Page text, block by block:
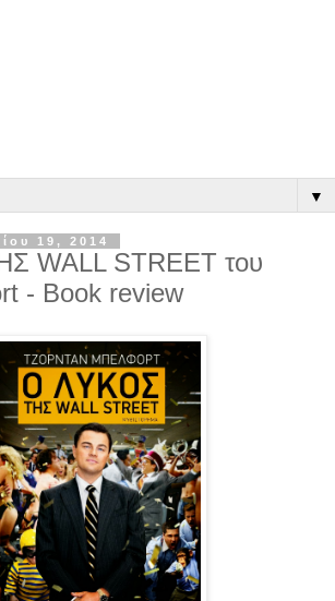
▼
19, 2014
WALL STREET του
- Book review